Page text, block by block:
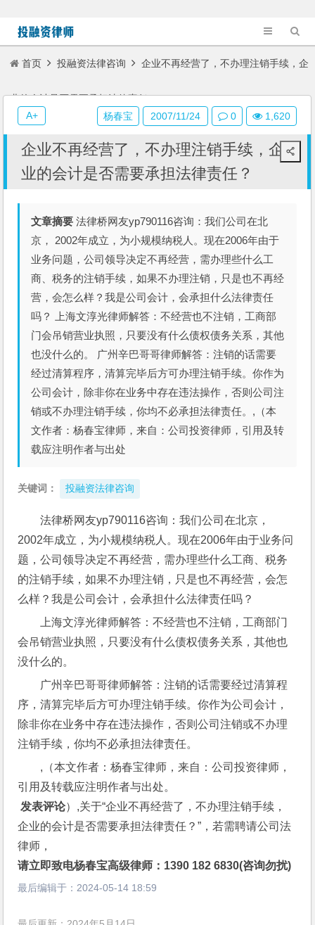
首页 投融资法律咨询 企业不再经营了，不办理注销手续，企
业的会计是否需要承担法律责任？
企业不再经营了，不办理注销手续，企
业的会计是否需要承担法律责任？
文章摘要 法律桥网友yp790116咨询：我们公司在北
京， 2002年成立，为小规模纳税人。现在2006年由于
业务问题，公司领导决定不再经营，需办理些什么工
商、税务的注销手续，如果不办理注销，只是也不再经
营，会怎么样？我是公司会计，会承担什么法律责任
吗？ 上海文淳光律师解答：不经营也不注销，工商部
门会吊销营业执照，只要没有什么债权债务关系，其他
也没什么的。 广州辛巴哥哥律师解答：注销的话需要
经过清算程序，清算完毕后方可办理注销手续。你作为
公司会计，除非你在业务中存在违法操作，否则公司注
销或不办理注销手续，你均不必承担法律责任。,（本
文作者：杨春宝律师，来自：公司投资律师，引用及转
载应注明作者与出处
关键词： 投融资法律咨询
法律桥网友yp790116咨询：我们公司在北京，
2002年成立，为小规模纳税人。现在2006年由于业务问
题，公司领导决定不再经营，需办理些什么工商、税务
的注销手续，如果不办理注销，只是也不再经营，会怎
么样？我是公司会计，会承担什么法律责任吗？
上海文淳光律师解答：不经营也不注销，工商部门
会吊销营业执照，只要没有什么债权债务关系，其他也
没什么的。
广州辛巴哥哥律师解答：注销的话需要经过清算程
序，清算完毕后方可办理注销手续。你作为公司会计，
除非你在业务中存在违法操作，否则公司注销或不办理
注销手续，你均不必承担法律责任。
,（本文作者：杨春宝律师，来自：公司投资律师，
引用及转载应注明作者与出处。
发表评论）,关于“企业不再经营了，不办理注销手续，
企业的会计是否需要承担法律责任？”，若需聘请公司法
律师，
请立即致电杨春宝高级律师：1390 182 6830(咨询勿扰)
最后编辑于： 2024-05-14 18:59
杨春宝 2007/11/24 0 1,620
A+